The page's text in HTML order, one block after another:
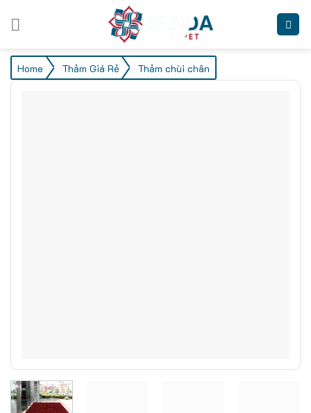
Home / Thảm Giá Rẻ / Thảm chùi chân